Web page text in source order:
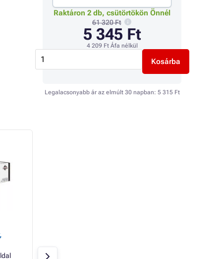
Raktáron 2 db, csütörtökön Önnél
61 320 Ft
5 345 Ft
4 209 FtÁfa nélkül
Kosárba
Legalacsonyabb ár az elmúlt 30 napban: 5 315 Ft